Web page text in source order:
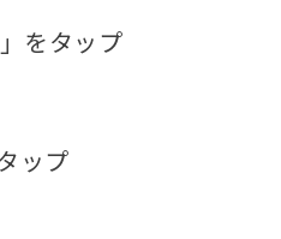
をタップ
ップ